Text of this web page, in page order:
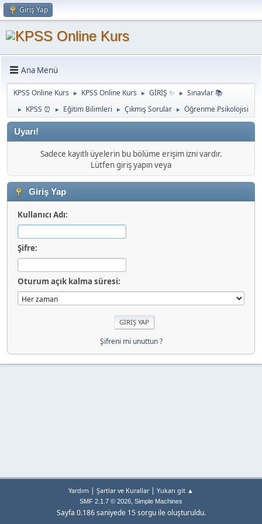
Giriş Yap
Ana Menü
KPSS Online Kurs ► KPSS Online Kurs ► GİRİŞ ✨ ► Sınavlar 📚
► KPSS ⏰ ► Eğitim Bilimleri ► Çıkmış Sorular ► Öğrenme Psikolojisi
Uyarı!
Sadece kayıtlı üyelerin bu bölüme erişim izni vardır.
Lütfen giriş yapın veya
Giriş Yap
Kullanıcı Adı:
Şifre:
Oturum açık kalma süresi:
Şifreni mi unuttun ?
Yardım | Şartlar ve Kurallar| Yukarı git ▲
SMF 2.1.7 © 2026, Simple Machines
Sayfa 0.186 saniyede 15 sorgu ile oluşturuldu.